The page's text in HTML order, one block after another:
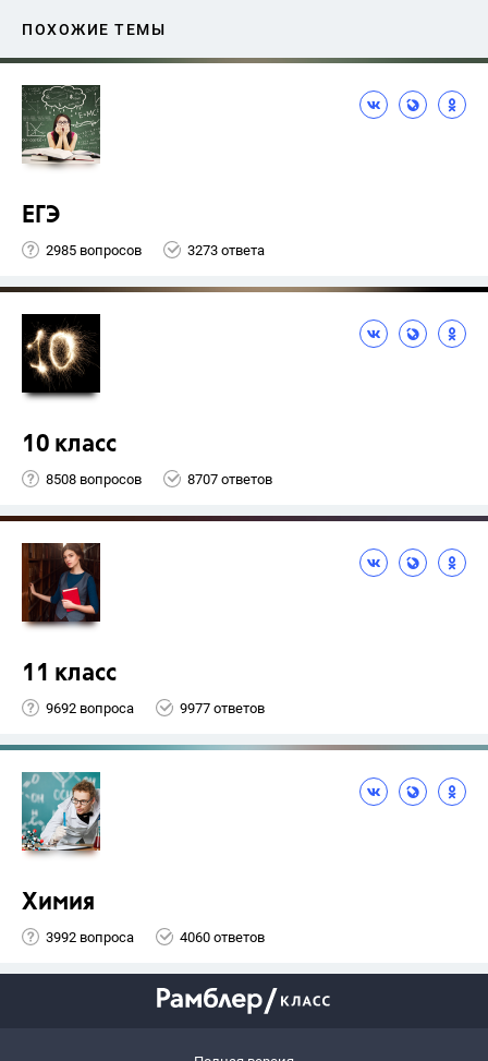
ПОХОЖИЕ ТЕМЫ
ЕГЭ
2985 вопросов 3273 ответа
10 класс
8508 вопросов 8707 ответов
11 класс
9692 вопроса 9977 ответов
Химия
3992 вопроса 4060 ответов